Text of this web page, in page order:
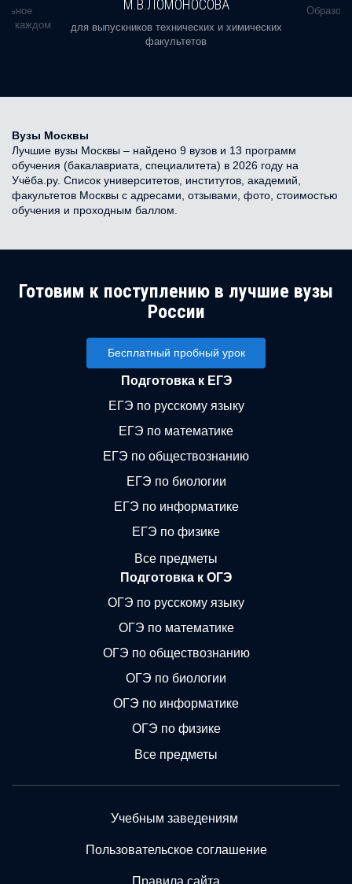
в каждом
М.В.ЛОМОНОСОВА
для выпускников технических и химических
факультетов
Вузы Москвы
Лучшие вузы Москвы – найдено 9 вузов и 13 программ
обучения (бакалавриата, специалитета) в 2026 году на
Учёба.ру. Список университетов, институтов, академий,
факультетов Москвы с адресами, отзывами, фото, стоимостью
обучения и проходным баллом.
Готовим к поступлению в лучшие вузы
России
Бесплатный пробный урок
Подготовка к ЕГЭ
ЕГЭ по русскому языку
ЕГЭ по математике
ЕГЭ по обществознанию
ЕГЭ по биологии
ЕГЭ по информатике
ЕГЭ по физике
Все предметы
Подготовка к ОГЭ
ОГЭ по русскому языку
ОГЭ по математике
ОГЭ по обществознанию
ОГЭ по биологии
ОГЭ по информатике
ОГЭ по физике
Все предметы
Учебным заведениям
Пользовательское соглашение
Правила сайта